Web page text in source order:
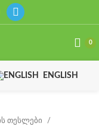
0
ENGLISH
თესლები